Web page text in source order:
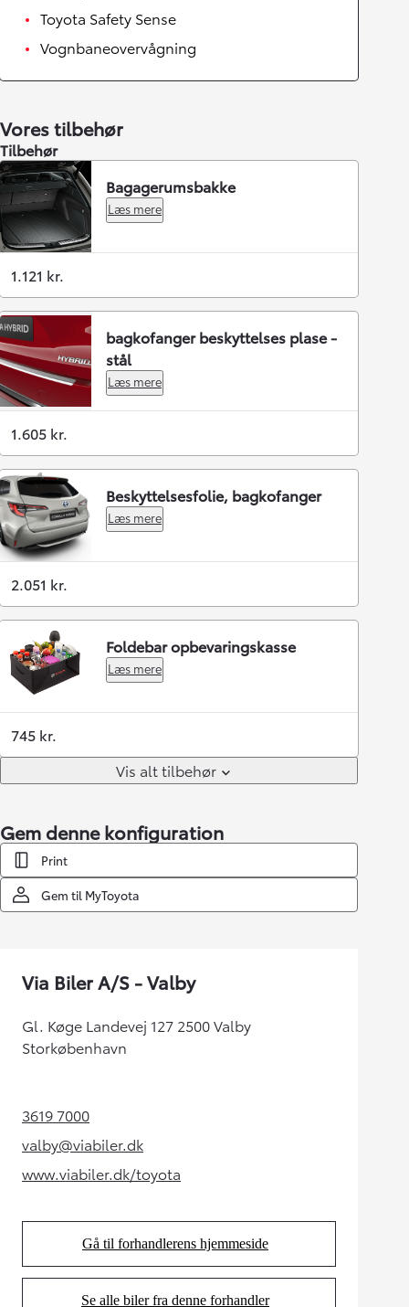
Toyota Safety Sense
Vognbaneovervågning
Vores tilbehør
Tilbehør
Bagagerumsbakke
Læs mere
1.121 kr.
bagkofanger beskyttelses plase -
stål
Læs mere
1.605 kr.
Beskyttelsesfolie, bagkofanger
Læs mere
2.051 kr.
Foldebar opbevaringskasse
Læs mere
745 kr.
Vis alt tilbehør
Gem denne konfiguration
Print
Gem til MyToyota
Via Biler A/S - Valby
Gl. Køge Landevej 127 2500 Valby
Storkøbenhavn
3619 7000(Opens in new tab)
valby@viabiler.dk(Opens in new tab)
www.viabiler.dk/toyota
(Opens in new tab)
Gå til forhandlerens hjemmeside
(Opens in new tab)
Se alle biler fra denne forhandler